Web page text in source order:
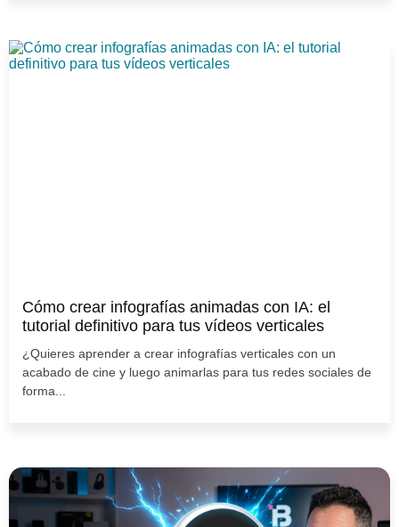
Cómo crear infografías animadas con IA: el
tutorial definitivo para tus vídeos verticales
¿Quieres aprender a crear infografías verticales con un
acabado de cine y luego animarlas para tus redes sociales de
forma...